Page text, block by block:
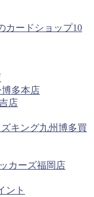
カードショップ10
多本店
店
キング九州博多買
カーズ福岡店
ント